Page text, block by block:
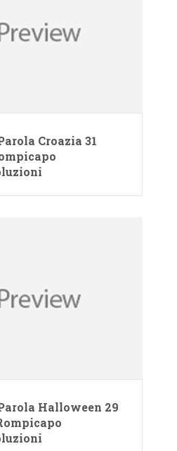
Croazia 31
Halloween 29